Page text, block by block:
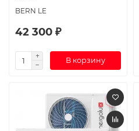
BERN LE
42 300 ₽
В корзину